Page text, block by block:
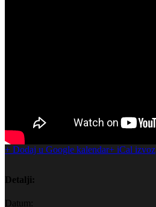
+ Dodaj u Google kalendar+ iCal izvoz
Detalji:
Datum: